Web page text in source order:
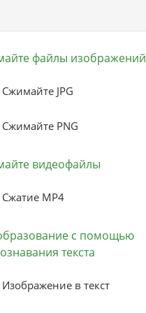
файлы изображений
Сжимайте JPG
Сжимайте PNG
видеофайлы
Сжатие MP4
с помощью
текста
Изображение в текст